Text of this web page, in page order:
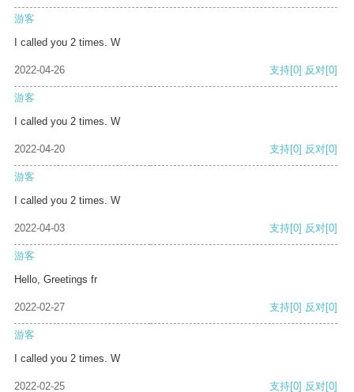
游客
I called you 2 times. W
2022-04-26 支持[0] 反对[0]
游客
I called you 2 times. W
2022-04-20 支持[0] 反对[0]
游客
I called you 2 times. W
2022-04-03 支持[0] 反对[0]
游客
Hello, Greetings fr
2022-02-27 支持[0] 反对[0]
游客
I called you 2 times. W
2022-02-25 支持[0] 反对[0]